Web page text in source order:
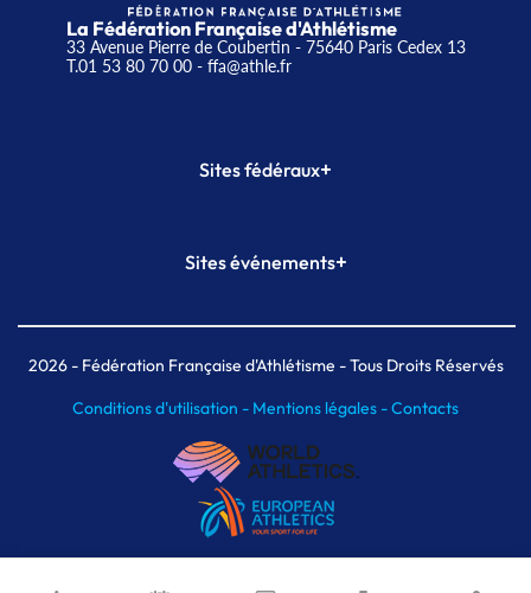
La Fédération Française d'Athlétisme
33 Avenue Pierre de Coubertin - 75640 Paris Cedex 13
T.01 53 80 70 00- ffa@athle.fr
Sites fédéraux+
Plateforme Formation
Sites événements+
Meeting de Paris indoor
MAIF Ekiden de Paris
2026- Fédération Française d'Athlétisme - Tous Droits Réservés
Conditions d'utilisation - Mentions légales -Contacts